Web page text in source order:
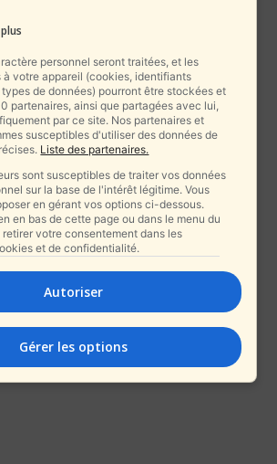
personnel seront traitées, et les
à votre appareil (cookies, identifiants
de données) pourront être stockées et
partenaires, ainsi que partagées avec lui,
par ce site. Nos partenaires et
susceptibles d'utiliser des données de
Liste des partenaires.
sont susceptibles de traiter vos données
sur la base de l'intérêt légitime. Vous
en gérant vos options ci-dessous.
en bas de cette page ou dans le menu du
retirer votre consentement dans les
et de confidentialité.
Autoriser
Gérer les options